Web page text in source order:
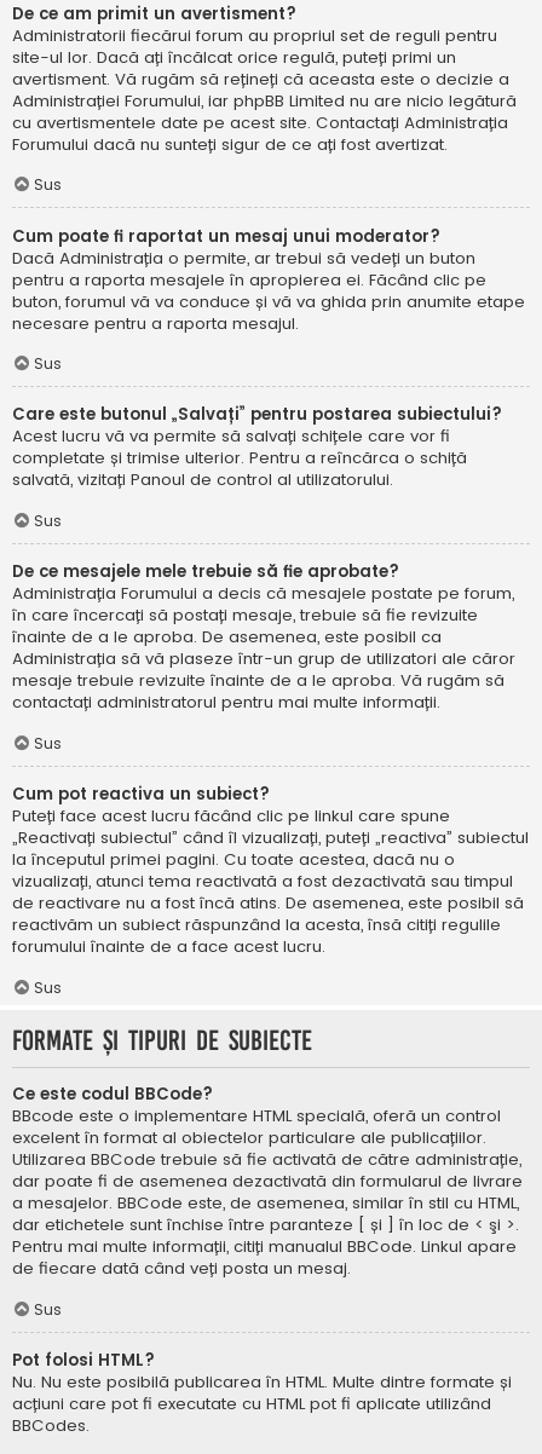
De ce am primit un avertisment?
Administratorii fiecărui forum au propriul set de reguli pentru
site-ul lor. Dacă ați încălcat orice regulă, puteți primi un
avertisment. Vă rugăm să rețineți că aceasta este o decizie a
Administrației Forumului, iar phpBB Limited nu are nicio legătură
cu avertismentele date pe acest site. Contactați Administrația
Forumului dacă nu sunteți sigur de ce ați fost avertizat.
Sus
Cum poate fi raportat un mesaj unui moderator?
Dacă Administrația o permite, ar trebui să vedeți un buton
pentru a raporta mesajele în apropierea ei. Făcând clic pe
buton, forumul vă va conduce și vă va ghida prin anumite etape
necesare pentru a raporta mesajul.
Sus
Care este butonul „Salvați” pentru postarea subiectului?
Acest lucru vă va permite să salvați schițele care vor fi
completate și trimise ulterior. Pentru a reîncărca o schiță
salvată, vizitați Panoul de control al utilizatorului.
Sus
De ce mesajele mele trebuie să fie aprobate?
Administrația Forumului a decis că mesajele postate pe forum,
în care încercați să postați mesaje, trebuie să fie revizuite
înainte de a le aproba. De asemenea, este posibil ca
Administrația să vă plaseze într-un grup de utilizatori ale căror
mesaje trebuie revizuite înainte de a le aproba. Vă rugăm să
contactați administratorul pentru mai multe informații.
Sus
Cum pot reactiva un subiect?
Puteți face acest lucru făcând clic pe linkul care spune
„Reactivați subiectul” când îl vizualizați, puteți „reactiva” subiectul
la începutul primei pagini. Cu toate acestea, dacă nu o
vizualizați, atunci tema reactivată a fost dezactivată sau timpul
de reactivare nu a fost încă atins. De asemenea, este posibil să
reactivăm un subiect răspunzând la acesta, însă citiți regulile
forumului înainte de a face acest lucru.
Sus
Formate și tipuri de subiecte
Ce este codul BBCode?
BBcode este o implementare HTML specială, oferă un control
excelent în format al obiectelor particulare ale publicațiilor.
Utilizarea BBCode trebuie să fie activată de către administrație,
dar poate fi de asemenea dezactivată din formularul de livrare
a mesajelor. BBCode este, de asemenea, similar în stil cu HTML,
dar etichetele sunt închise între paranteze [ și ] în loc de < şi >.
Pentru mai multe informații, citiți manualul BBCode. Linkul apare
de fiecare dată când veți posta un mesaj.
Sus
Pot folosi HTML?
Nu. Nu este posibilă publicarea în HTML. Multe dintre formate și
acțiuni care pot fi executate cu HTML pot fi aplicate utilizând
BBCodes.